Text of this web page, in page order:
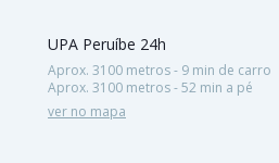
UPA Peruíbe 24h
Aprox. 3100 metros - 9 min de carro
Aprox. 3100 metros - 52 min a pé
ver no mapa